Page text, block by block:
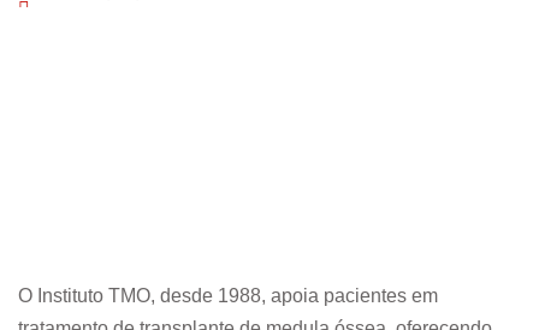
O Instituto TMO, desde 1988, apoia pacientes em